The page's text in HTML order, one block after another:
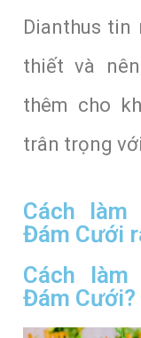
Dianthus tin
thiết và
thêm cho
trân trọng
Cách
Đám Cưới
Cách
Đám Cưới?